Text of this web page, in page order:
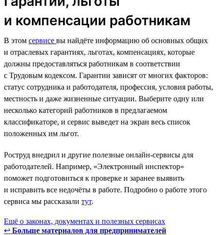
и компенсации работникам
В этом сервисе вы найдёте информацию об основных общих
и отраслевых гарантиях, льготах, компенсациях, которые
должны предоставляться работникам в соответствии
с Трудовым кодексом. Гарантии зависят от многих факторов:
статус сотрудника и работодателя, профессия, условия работы,
местность и даже жизненные ситуации. Выберите одну или
несколько категорий работников в предлагаемом
классификаторе, и сервис выведет на экран весь список
положенных им льгот.
Роструд внедрил и другие полезные онлайн-сервисы для
работодателей. Например, «Электронный инспектор»
поможет подготовиться к проверке и заранее выявить
и исправить все недочёты в работе. Подробно о работе этого
сервиса мы рассказали тут.
Ещё о законах, документах и полезных сервисах
↩ Больше материалов для предпринимателей